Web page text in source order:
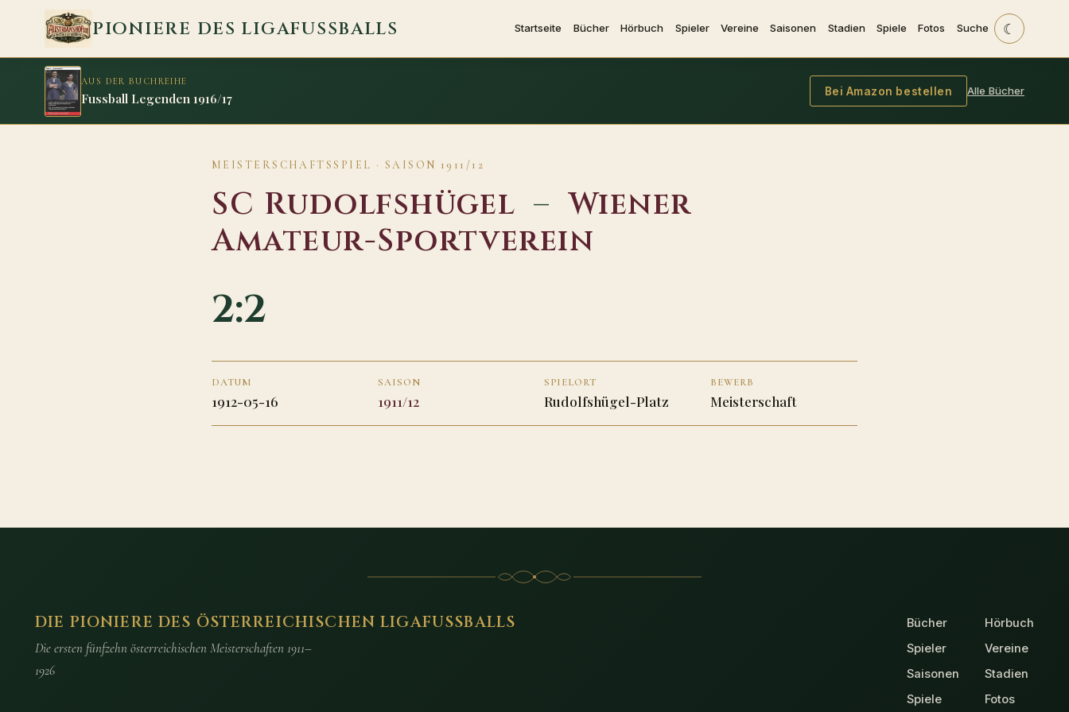
Zum Inhalt springen
PIONIERE DES LIGAFUSSBALLS Startseite Bücher Hörbuch Spieler Vereine Saisonen Stadien Spiele Fotos Suche ☾
AUS DER BUCHREIHE
Fussball Legenden 1916/17 Bei Amazon bestellen Alle Bücher
MEISTERSCHAFTSSPIEL · SAISON 1911/12
SC Rudolfshügel –Wiener
Amateur-Sportverein
2:2
DATUM
1912-05-16
SAISON
1911/12
SPIELORT
Rudolfshügel-Platz
BEWERB
Meisterschaft
DIE PIONIERE DES ÖSTERREICHISCHEN LIGAFUSSBALLS
Die ersten fünfzehn österreichischen Meisterschaften 1911–
1926
Bücher
Hörbuch
Spieler
Vereine
Saisonen
Stadien
Spiele
Fotos